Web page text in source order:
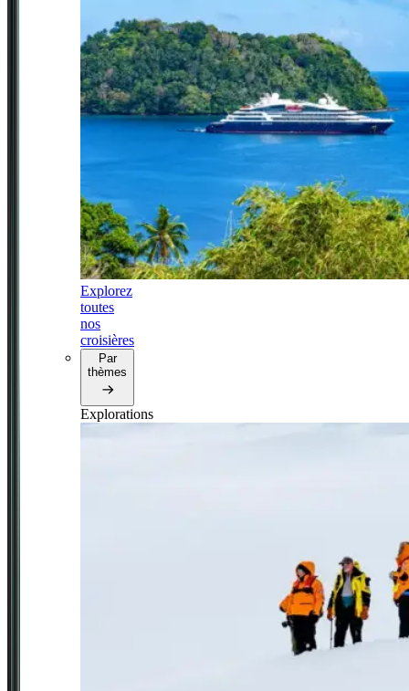
Explorez
toutes
nos
croisières
Par
thèmes
Explorations